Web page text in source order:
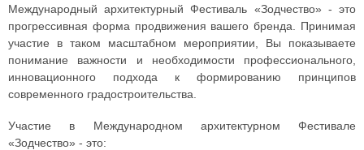
Международный архитектурный Фестиваль «Зодчество» - это
прогрессивная форма продвижения вашего бренда. Принимая
участие в таком масштабном мероприятии, Вы показываете
понимание важности и необходимости профессионального,
инновационного подхода к формированию принципов
современного градостроительства.
Участие в Международном архитектурном Фестивале
«Зодчество» - это: